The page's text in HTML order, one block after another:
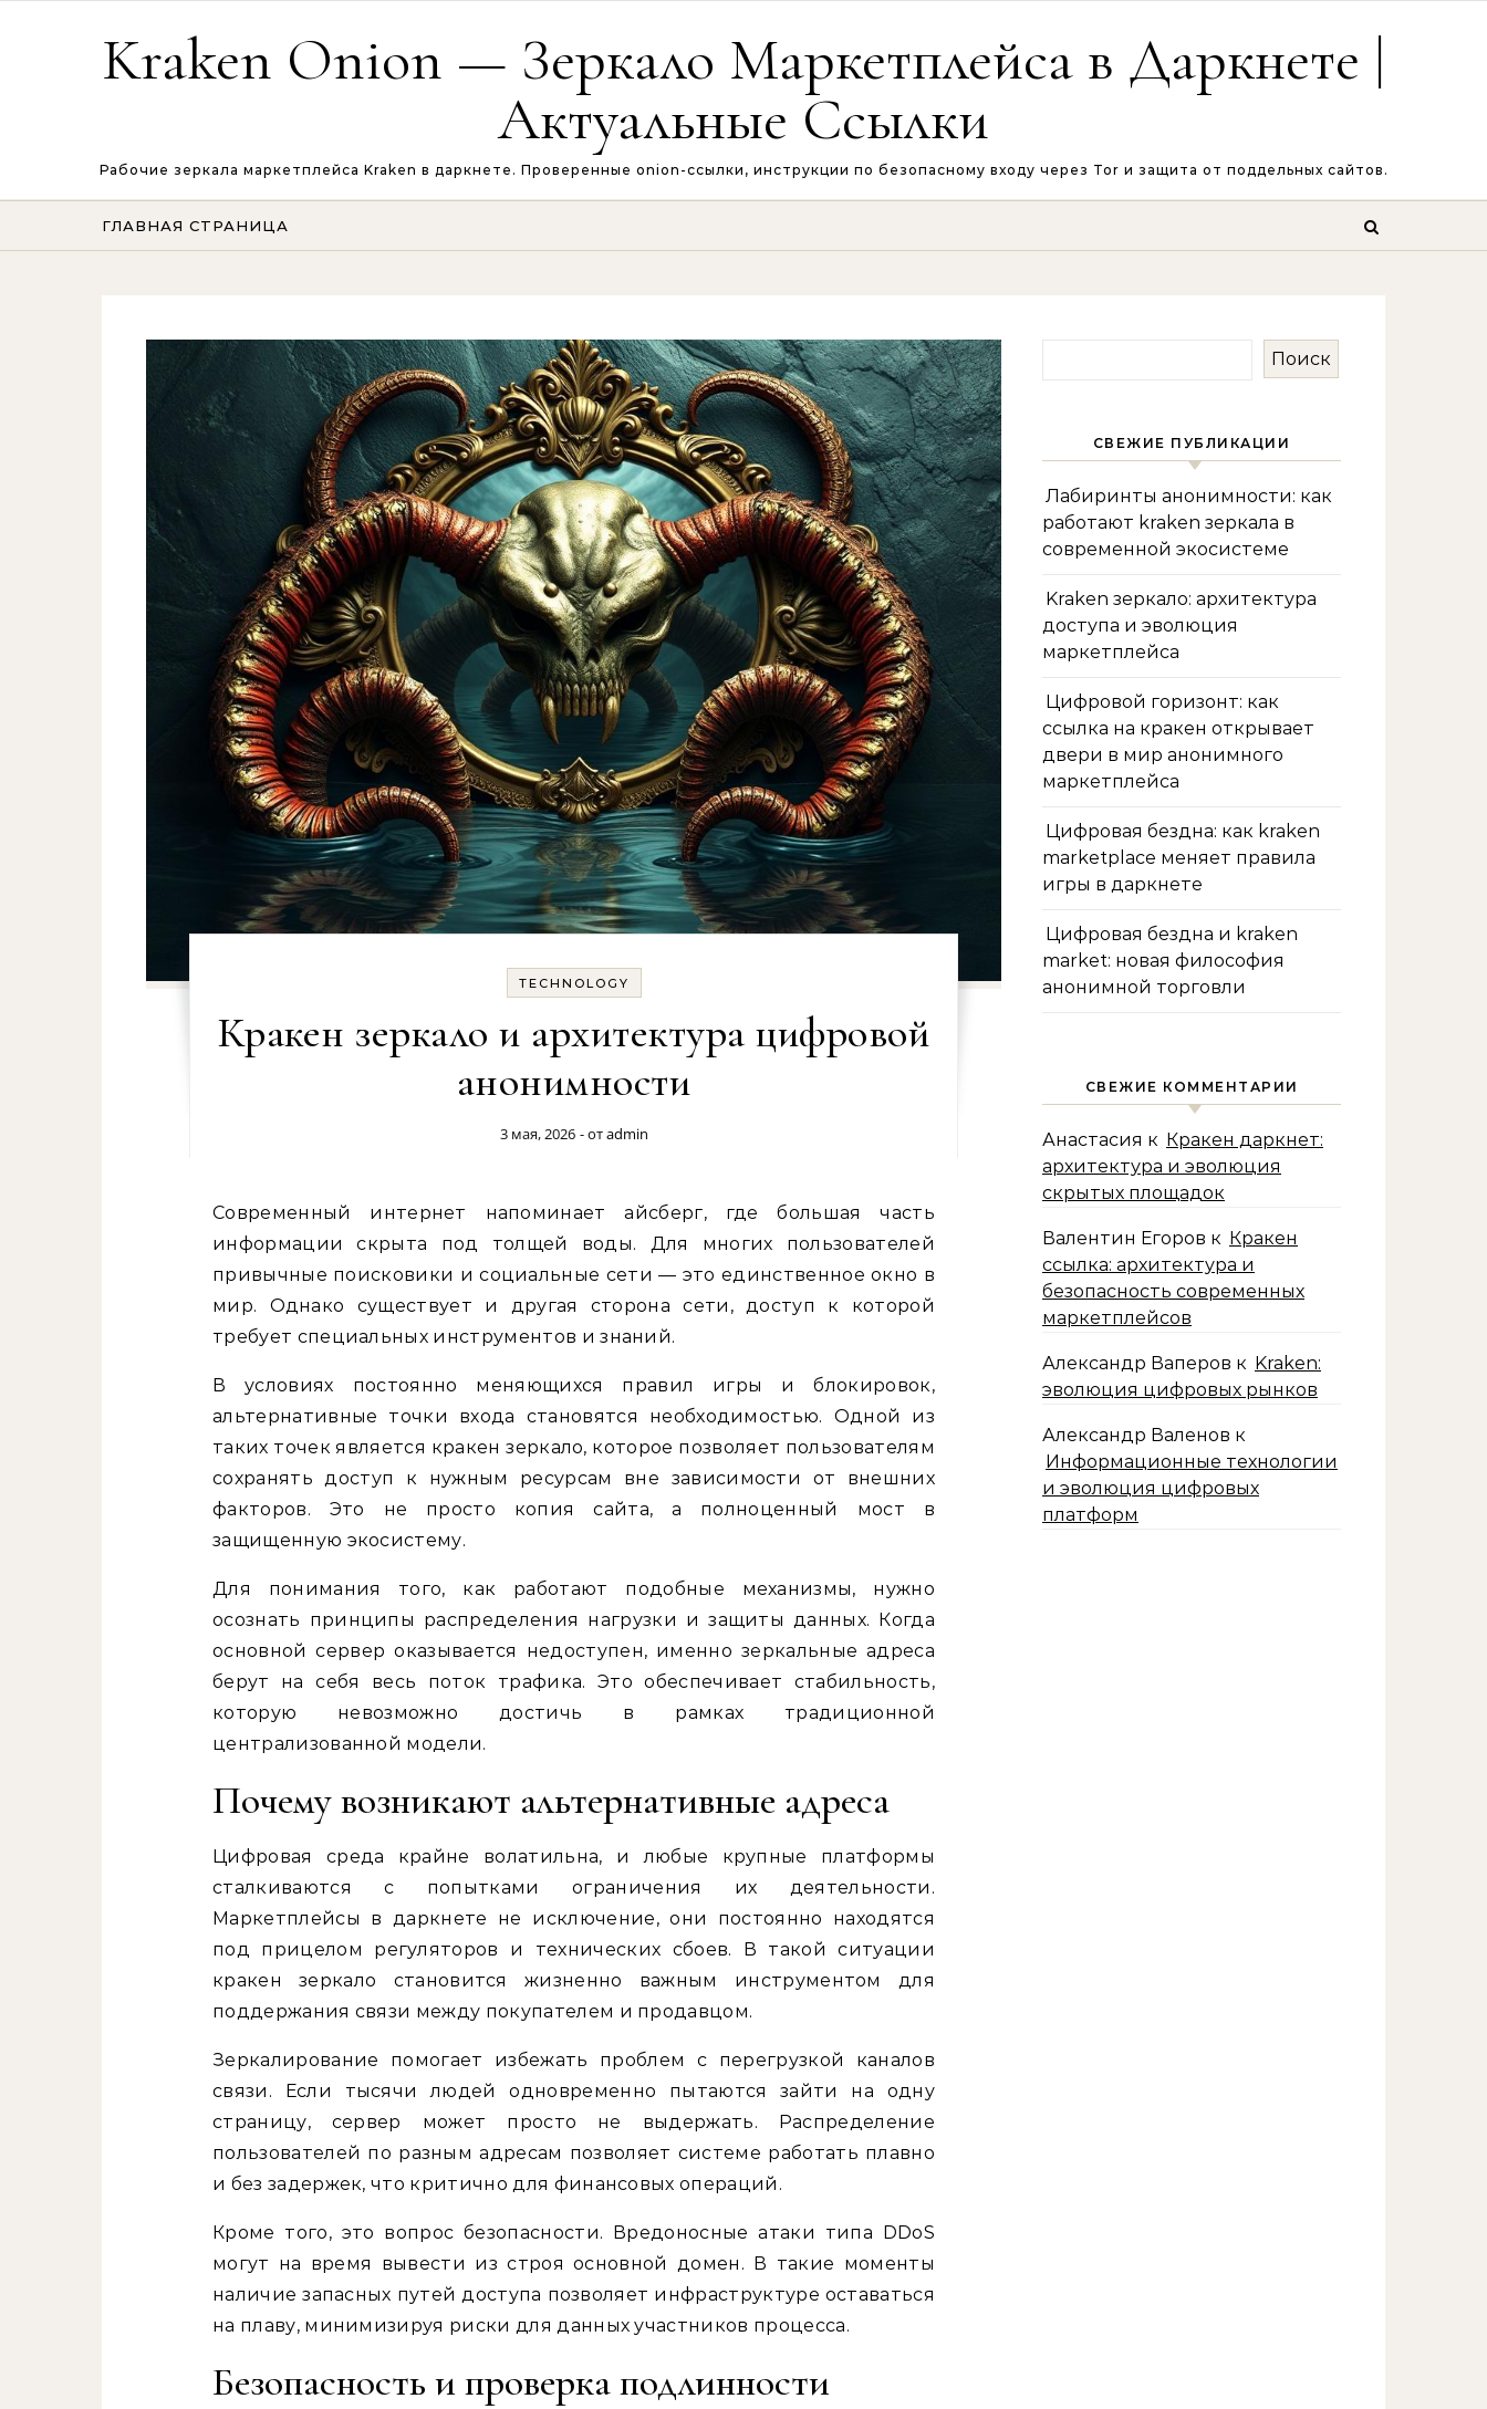
Kraken Onion — Зеркало Маркетплейса в Даркнете |
Актуальные Ссылки
Рабочие зеркала маркетплейса Kraken в даркнете. Проверенные onion-ссылки, инструкции по безопасному входу через Tor и защита от поддельных сайтов.
ГЛАВНАЯ СТРАНИЦА
TECHNOLOGY
Кракен зеркало и архитектура цифровой
анонимности
3 мая, 2026 - отadmin
Современный интернет напоминает айсберг, где большая часть
информации скрыта под толщей воды. Для многих пользователей
привычные поисковики и социальные сети — это единственное окно в
мир. Однако существует и другая сторона сети, доступ к которой
требует специальных инструментов и знаний.
В условиях постоянно меняющихся правил игры и блокировок,
альтернативные точки входа становятся необходимостью. Одной из
таких точек является кракен зеркало, которое позволяет пользователям
сохранять доступ к нужным ресурсам вне зависимости от внешних
факторов. Это не просто копия сайта, а полноценный мост в
защищенную экосистему.
Для понимания того, как работают подобные механизмы, нужно
осознать принципы распределения нагрузки и защиты данных. Когда
основной сервер оказывается недоступен, именно зеркальные адреса
берут на себя весь поток трафика. Это обеспечивает стабильность,
которую невозможно достичь в рамках традиционной
централизованной модели.
Почему возникают альтернативные адреса
Цифровая среда крайне волатильна, и любые крупные платформы
сталкиваются с попытками ограничения их деятельности.
Маркетплейсы в даркнете не исключение, они постоянно находятся
под прицелом регуляторов и технических сбоев. В такой ситуации
кракен зеркало становится жизненно важным инструментом для
поддержания связи между покупателем и продавцом.
Зеркалирование помогает избежать проблем с перегрузкой каналов
связи. Если тысячи людей одновременно пытаются зайти на одну
страницу, сервер может просто не выдержать. Распределение
пользователей по разным адресам позволяет системе работать плавно
и без задержек, что критично для финансовых операций.
Кроме того, это вопрос безопасности. Вредоносные атаки типа DDoS
могут на время вывести из строя основной домен. В такие моменты
наличие запасных путей доступа позволяет инфраструктуре оставаться
на плаву, минимизируя риски для данных участников процесса.
Безопасность и проверка подлинности
Поиск
СВЕЖИЕ ПУБЛИКАЦИИ
Лабиринты анонимности: как
работают kraken зеркала в
современной экосистеме
Kraken зеркало: архитектура
доступа и эволюция
маркетплейса
Цифровой горизонт: как
ссылка на кракен открывает
двери в мир анонимного
маркетплейса
Цифровая бездна: как kraken
marketplace меняет правила
игры в даркнете
Цифровая бездна и kraken
market: новая философия
анонимной торговли
СВЕЖИЕ КОММЕНТАРИИ
Анастасия к Кракен даркнет:
архитектура и эволюция
скрытых площадок
Валентин Егоров к Кракен
ссылка: архитектура и
безопасность современных
маркетплейсов
Александр Ваперов к Kraken:
эволюция цифровых рынков
Александр Валенов к
Информационные технологии
и эволюция цифровых
платформ